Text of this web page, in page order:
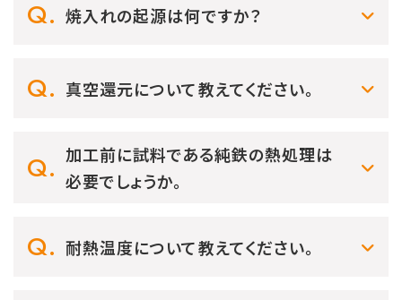
焼入れの起源は何ですか？
真空還元について教えてください。
加工前に試料である純鉄の熱処理は
必要でしょうか。
耐熱温度について教えてください。